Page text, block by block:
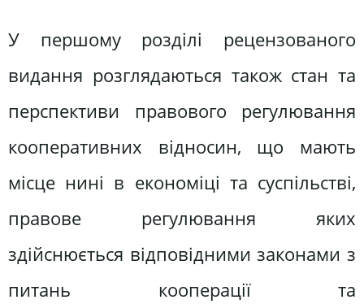
У першому розділі рецензованого
видання розглядаються також стан та
перспективи правового регулювання
кооперативних відносин, що мають
місце нині в економіці та суспільстві,
правове регулювання яких
здійснюється відповідними законами з
питань кооперації та